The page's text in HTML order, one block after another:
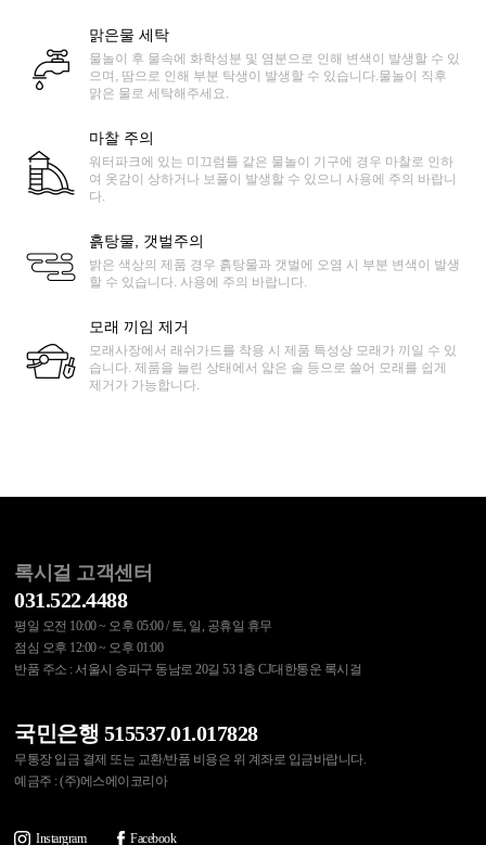
맑은물 세탁
물놀이 후 물속에 화학성분 및 염분으로 인해 변색이 발생할 수 있
으며, 땀으로 인해 부분 탁생이 발생할 수 있습니다.물놀이 직후
맑은 물로 세탁해주세요.
마찰 주의
워터파크에 있는 미끄럼틀 같은 물놀이 기구에 경우 마찰로 인하
여 옷감이 상하거나 보풀이 발생할 수 있으니 사용에 주의 바랍니
다.
흙탕물, 갯벌주의
밝은 색상의 제품 경우 흙탕물과 갯벌에 오염 시 부분 변색이 발생
할 수 있습니다. 사용에 주의 바랍니다.
모래 끼임 제거
모래사장에서 래쉬가드를 착용 시 제품 특성상 모래가 끼일 수 있
습니다. 제품을 늘린 상태에서 얇은 솔 등으로 쓸어 모래를 쉽게
제거가 가능합니다.
록시걸 고객센터
031.522.4488
평일 오전 10:00 ~ 오후 05:00 / 토, 일, 공휴일 휴무
점심 오후 12:00 ~ 오후 01:00
반품 주소 : 서울시 송파구 동남로 20길 53 1층 CJ대한통운 록시걸
국민은행 515537.01.017828
무통장 입금 결제 또는 교환/반품 비용은 위 계좌로 입금바랍니다.
예금주 : (주)에스에이코리아
Instargram Facebook